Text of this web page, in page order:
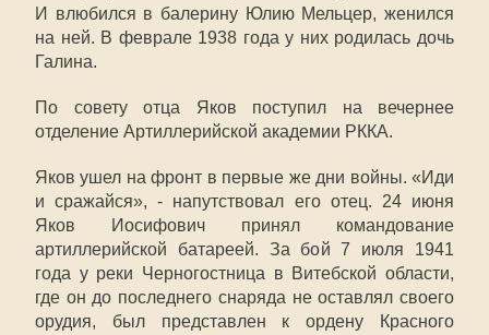
И влюбился в балерину Юлию Мельцер, женился
на ней. В феврале 1938 года у них родилась дочь
Галина.
По совету отца Яков поступил на вечернее
отделение Артиллерийской академии РККА.
Яков ушел на фронт в первые же дни войны. «Иди
и сражайся», - напутствовал его отец. 24 июня
Яков Иосифович принял командование
артиллерийской батареей. За бой 7 июля 1941
года у реки Черногостница в Витебской области,
где он до последнего снаряда не оставлял своего
орудия, был представлен к ордену Красного